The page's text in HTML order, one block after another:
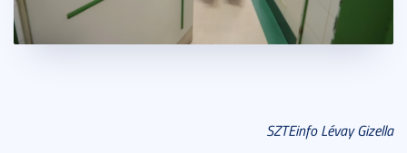
SZTEinfo Lévay Gizella